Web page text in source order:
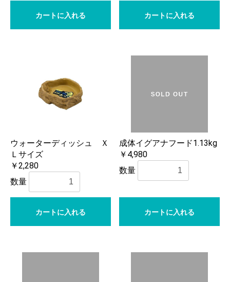
カートに入れる カートに入れる
ウォーターディッシュ Ｘ
Ｌサイズ
￥2,280
数量
カートに入れる
成体イグアナフード1.13kg
￥4,980
数量
カートに入れる